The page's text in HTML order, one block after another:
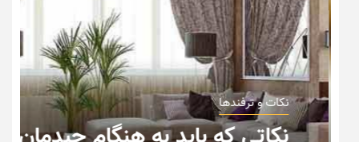
نکات و ترفندها